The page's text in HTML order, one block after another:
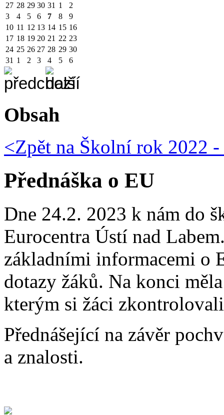
27 28 29 30 31 1
2
3
4 5 6 7 8
9
10 11 12 13 14 15 16
17 18 19 20 21 22 23
24 25 26 27 28 29 30
31 1 2 3 4 5 6
Obsah
<Zpět na Školní rok 2022 -
Přednáška o EU
Dne 24.2. 2023 k nám do
Eurocentra Ústí nad
základními informacemi o
dotazy žáků. Na konci
kterým si žáci
Přednášející na závěr
a znalosti.